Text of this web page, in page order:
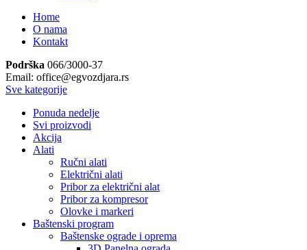
Home
O nama
Kontakt
Podrška 066/3000-37
Email: office@egvozdjara.rs
Sve kategorije
Ponuda nedelje
Svi proizvodi
Akcija
Alati
Ručni alati
Električni alati
Pribor za električni alat
Pribor za kompresor
Olovke i markeri
Baštenski program
Baštenske ograde i oprema